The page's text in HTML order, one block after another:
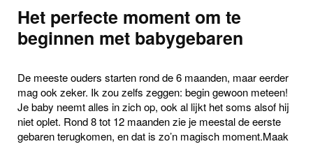
Het perfecte moment om te
beginnen met babygebaren
De meeste ouders starten rond de 6 maanden, maar eerder
mag ook zeker. Ik zou zelfs zeggen: begin gewoon meteen!
Je baby neemt alles in zich op, ook al lijkt het soms alsof hij
niet oplet. Rond 8 tot 12 maanden zie je meestal de eerste
gebaren terugkomen, en dat is zo’n magisch moment.Maak